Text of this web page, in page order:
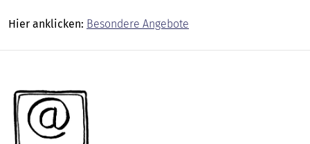
Hier anklicken: Besondere Angebote